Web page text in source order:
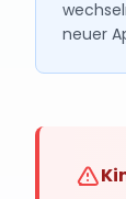
neuer